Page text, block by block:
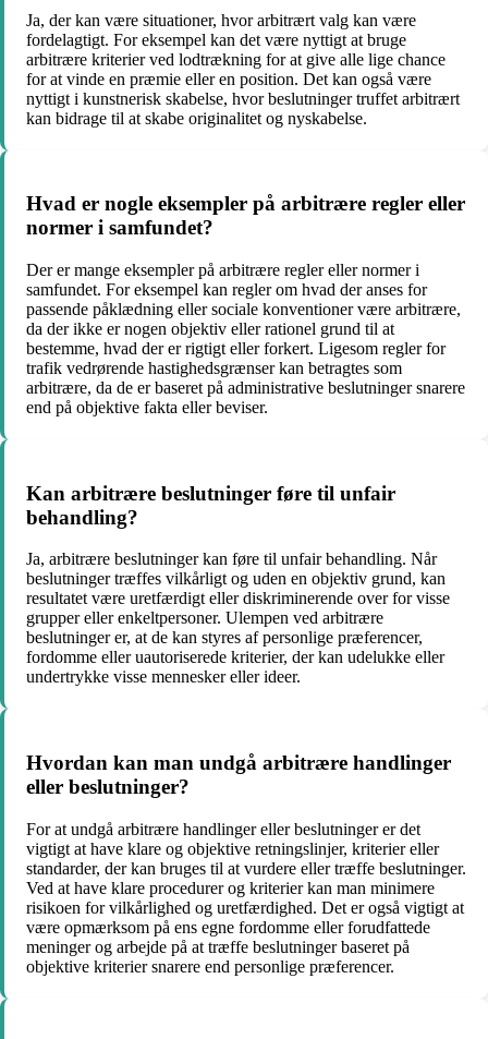
Ja, der kan være situationer, hvor arbitrært valg kan være
fordelagtigt. For eksempel kan det være nyttigt at bruge
arbitrære kriterier ved lodtrækning for at give alle lige chance
for at vinde en præmie eller en position. Det kan også være
nyttigt i kunstnerisk skabelse, hvor beslutninger truffet arbitrært
kan bidrage til at skabe originalitet og nyskabelse.
Hvad er nogle eksempler på arbitrære regler eller
normer i samfundet?
Der er mange eksempler på arbitrære regler eller normer i
samfundet. For eksempel kan regler om hvad der anses for
passende påklædning eller sociale konventioner være arbitrære,
da der ikke er nogen objektiv eller rationel grund til at
bestemme, hvad der er rigtigt eller forkert. Ligesom regler for
trafik vedrørende hastighedsgrænser kan betragtes som
arbitrære, da de er baseret på administrative beslutninger snarere
end på objektive fakta eller beviser.
Kan arbitrære beslutninger føre til unfair
behandling?
Ja, arbitrære beslutninger kan føre til unfair behandling. Når
beslutninger træffes vilkårligt og uden en objektiv grund, kan
resultatet være uretfærdigt eller diskriminerende over for visse
grupper eller enkeltpersoner. Ulempen ved arbitrære
beslutninger er, at de kan styres af personlige præferencer,
fordomme eller uautoriserede kriterier, der kan udelukke eller
undertrykke visse mennesker eller ideer.
Hvordan kan man undgå arbitrære handlinger
eller beslutninger?
For at undgå arbitrære handlinger eller beslutninger er det
vigtigt at have klare og objektive retningslinjer, kriterier eller
standarder, der kan bruges til at vurdere eller træffe beslutninger.
Ved at have klare procedurer og kriterier kan man minimere
risikoen for vilkårlighed og uretfærdighed. Det er også vigtigt at
være opmærksom på ens egne fordomme eller forudfattede
meninger og arbejde på at træffe beslutninger baseret på
objektive kriterier snarere end personlige præferencer.